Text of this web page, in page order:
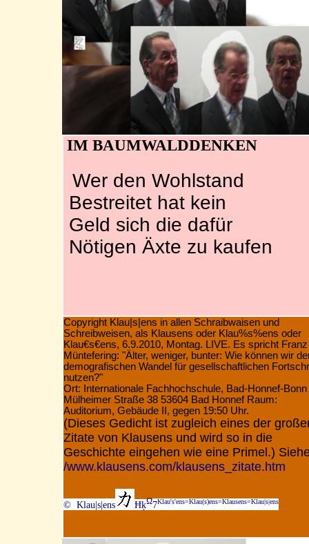
IM BAUMWALDDENKEN
Wer den Wohlstand
Bestreitet hat kein
Geld sich die dafür
Nötigen Äxte zu kaufen
Copyright Klau|s|ens in allen Schraibwaisen und
Schreibweisen, als Klausens oder Klau%s%ens oder
Klau€s€ens, 6.9.2010, Montag. LIVE. Es spricht Franz
Müntefering: "Älter, weniger, bunter: Wie können wir
demografischen Wandel für gesellschaftlichen
nutzen?"
Ort: Internationale Fachhochschule, Bad-Honnef-Bonn
Mülheimer Straße 38 53604 Bad Honnef Raum:
Auditorium, Gebäude II, gegen 19:50 Uhr.
(Dieses Gedicht ist zugleich eines der
Zitate von Klausens und wird so in die
Geschichte eingehen wie eine Primel.)
/www.klausens.com/klausens_zitate.htm
© Klau|s|ens ĦķΩ7Klau's'ens=Klau(s)ens=Klausens=Klau|s|ens